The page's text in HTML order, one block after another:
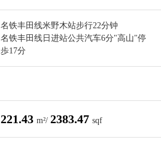
名铁丰田线米野木站步行22分钟
名铁丰田线日进站公共汽车6分"高山"停
歩17分
221.43 m²/ 2383.47 sqf